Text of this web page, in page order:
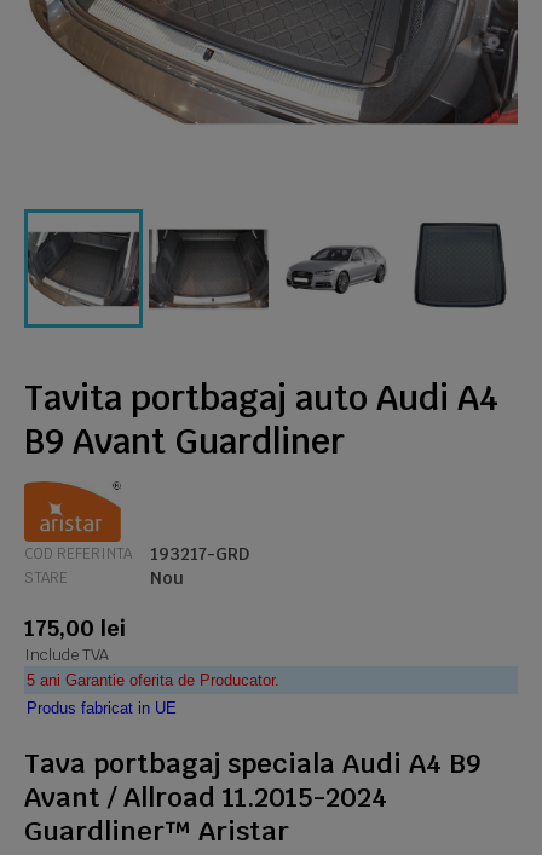
Tavita portbagaj auto Audi A4
B9 Avant Guardliner
COD REFERINTA 193217-GRD
STARE Nou
175,00 lei
Include TVA
5 ani Garantie oferita de Producator.
Produs fabricat in UE
Tava portbagaj speciala Audi A4 B9
Avant / Allroad 11.2015-2024
Guardliner™ Aristar